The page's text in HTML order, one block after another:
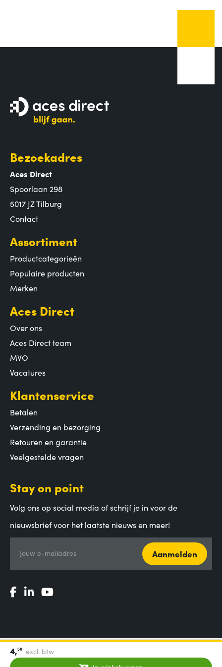
4,50 excl. btw
Bezoekadres
Aces Direct
Spoorlaan 298
5017 JZ Tilburg
Contact
Assortiment
Productcategorieën
Populaire producten
Merken
Aces Direct
Over ons
Aces Direct team
MVO
Vacatures
Klantenservice
Betalen
Verzending en bezorging
Retouren en garantie
Veelgestelde vragen
Stay on point
Volg ons op social media of schrijf je in voor de
nieuwsbrief voor het laatste nieuws en meer!
Jouw e-mailadres Aanmelden
Algemene voorwaarden
Vulnerability Disclosure